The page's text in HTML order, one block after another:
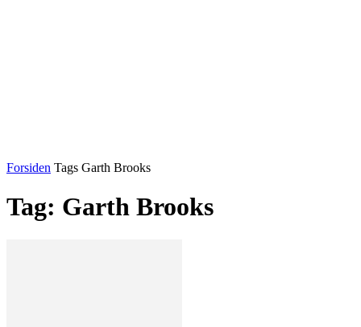
Forsiden Tags Garth Brooks
Tag: Garth Brooks